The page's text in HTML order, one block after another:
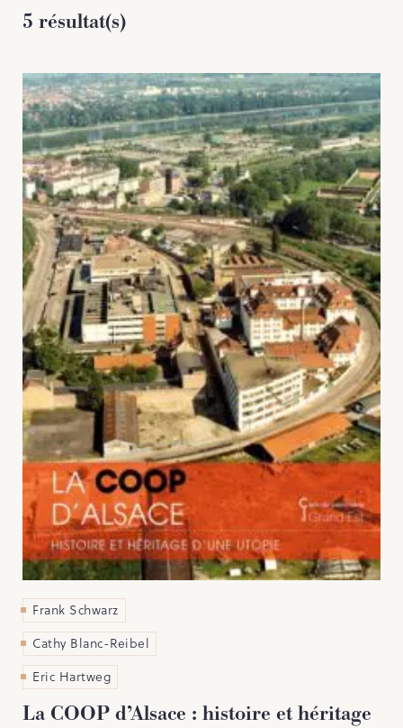
NOS PARTENAIRES
Opérations
Publications
TOUTES LES PUBLICATIONS
CAHIERS DU PATRIMOINE
CLEFS DU PATRIMOINE
HORS COLLECTION
IMAGES DU PATRIMOINE
INDICATEURS DU PATRIMOINE
INVENTAIRE TOPOGRAPHIQUE
ITINÉRAIRES DU PATRIMOINE
PARCOURS DU PATRIMOINE
PATRIMOINE D’ALSACE
VOCABULAIRES TYPOLOGIQUES
Agenda
Ressources
CATALOGUE BIBLIOGRAPHIQUE
NOS CENTRES DE DOCUMENTATION
NOS EXPOSITIONS
BASES DE DONNÉES DU
5 résultat(s)
Frank Schwarz
Cathy Blanc-Reibel
Eric Hartweg
La COOP d’Alsace : histoire et héritage